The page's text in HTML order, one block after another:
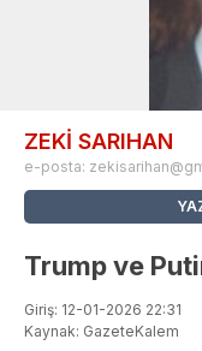
ZEKİ SARIHAN
e-posta:
Trump ve
Giriş: 12-01-2026 22:31
Kaynak: GazeteKalem